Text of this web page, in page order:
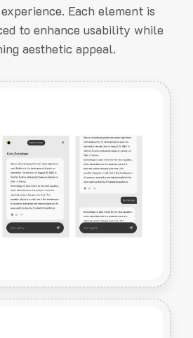
Each element is
to enhance usability while
aesthetic appeal.